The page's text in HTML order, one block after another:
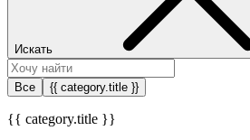
Искать
Все {{ category.title }}
{{ category.title }}